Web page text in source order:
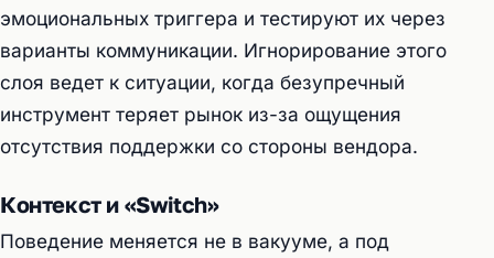
эмоциональных триггера и тестируют их через
варианты коммуникации. Игнорирование этого
слоя ведет к ситуации, когда безупречный
инструмент теряет рынок из-за ощущения
отсутствия поддержки со стороны вендора.
Контекст и «Switch»
Поведение меняется не в вакууме, а под